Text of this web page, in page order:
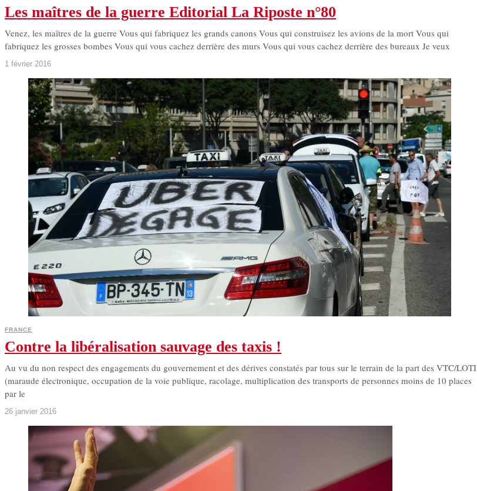
Les maîtres de la guerre Editorial La Riposte n°80
Venez, les maîtres de la guerre Vous qui fabriquez les grands canons Vous qui construisez les avions de la mort Vous qui
fabriquez les grosses bombes Vous qui vous cachez derrière des murs Vous qui vous cachez derrière des bureaux Je veux
1 février 2016
FRANCE
Contre la libéralisation sauvage des taxis !
Au vu du non respect des engagements du gouvernement et des dérives constatés par tous sur le terrain de la part des VTC/LOTI
(maraude électronique, occupation de la voie publique, racolage, multiplication des transports de personnes moins de 10 places
par le
26 janvier 2016